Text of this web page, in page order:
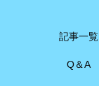
記事一覧
Q＆A